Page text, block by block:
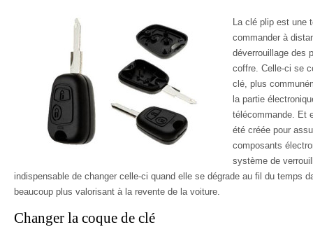
La clé plip est une
commander à
déverrouillage des
coffre. Celle-ci se
clé, plus
la partie
télécommande. Et
été créée pour
composants
système de
indispensable de changer celle-ci quand elle se dégrade au fil du temps
beaucoup plus valorisant à la revente de la voiture.
Changer la coque de clé